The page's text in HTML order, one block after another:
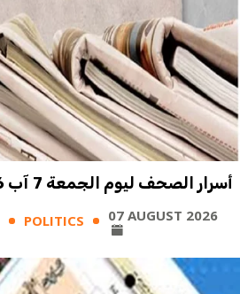
أسرار الصحف ليوم الجمعة 7 آب 2026
POLITICS 07 AUGUST 2026